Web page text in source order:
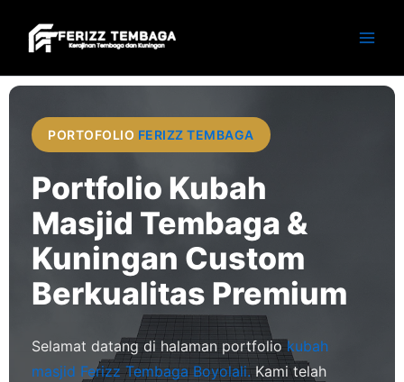
content
PORTOFOLIO FERIZZ TEMBAGA
Portfolio Kubah
Masjid Tembaga &
Kuningan Custom
Berkualitas Premium
Selamat datang di halaman portfolio kubah
masjid Ferizz Tembaga Boyolali.Kami telah